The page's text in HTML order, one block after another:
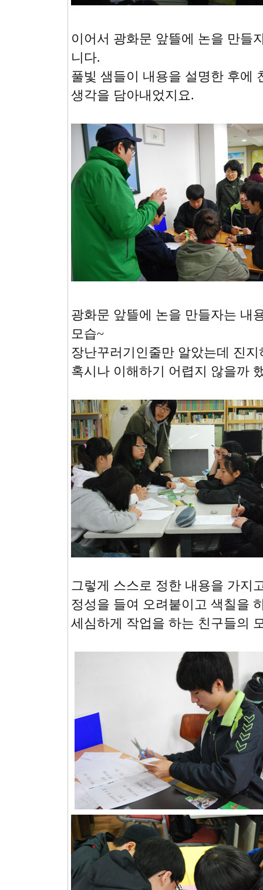
이어서 광화문 앞뜰에 논을 만들
니다.
풀빛 샘들이 내용을 설명한 후에
생각을 담아내었지요.
광화문 앞뜰에 논을 만들자는 내
모습~
장난꾸러기인줄만 알았는데 진
혹시나 이해하기 어렵지 않을까
그렇게 스스로 정한 내용을 가지
정성을 들여 오려붙이고 색칠을
세심하게 작업을 하는 친구들의